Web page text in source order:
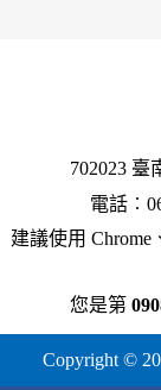
702023 臺
電話
建議使用 Chrome
您是第
Copyright ©